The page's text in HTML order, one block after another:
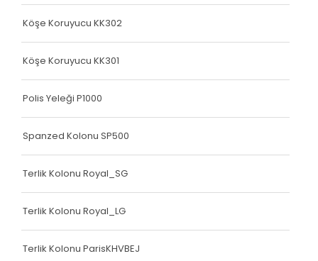
Köşe Koruyucu KK302
Köşe Koruyucu KK301
Polis Yeleği P1000
Spanzed Kolonu SP500
Terlik Kolonu Royal_SG
Terlik Kolonu Royal_LG
Terlik Kolonu ParisKHVBEJ